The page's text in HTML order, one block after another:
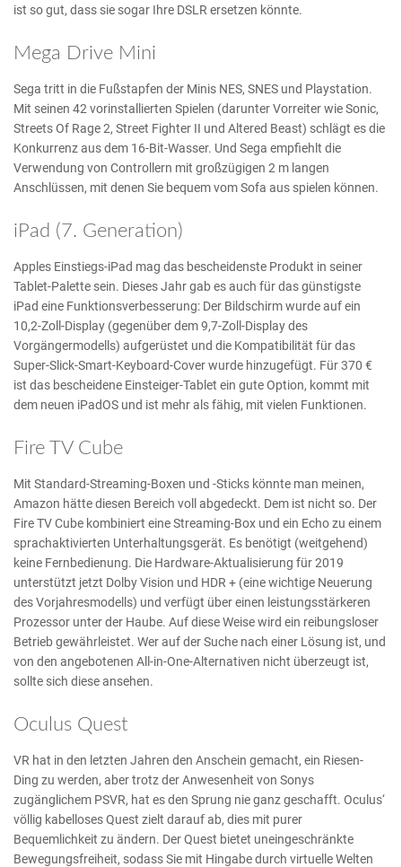
ist so gut, dass sie sogar Ihre DSLR ersetzen könnte.
Mega Drive Mini
Sega tritt in die Fußstapfen der Minis NES, SNES und Playstation.
Mit seinen 42 vorinstallierten Spielen (darunter Vorreiter wie Sonic,
Streets Of Rage 2, Street Fighter II und Altered Beast) schlägt es die
Konkurrenz aus dem 16-Bit-Wasser. Und Sega empfiehlt die
Verwendung von Controllern mit großzügigen 2 m langen
Anschlüssen, mit denen Sie bequem vom Sofa aus spielen können.
iPad (7. Generation)
Apples Einstiegs-iPad mag das bescheidenste Produkt in seiner
Tablet-Palette sein. Dieses Jahr gab es auch für das günstigste
iPad eine Funktionsverbesserung: Der Bildschirm wurde auf ein
10,2-Zoll-Display (gegenüber dem 9,7-Zoll-Display des
Vorgängermodells) aufgerüstet und die Kompatibilität für das
Super-Slick-Smart-Keyboard-Cover wurde hinzugefügt. Für 370 €
ist das bescheidene Einsteiger-Tablet ein gute Option, kommt mit
dem neuen iPadOS und ist mehr als fähig, mit vielen Funktionen.
Fire TV Cube
Mit Standard-Streaming-Boxen und -Sticks könnte man meinen,
Amazon hätte diesen Bereich voll abgedeckt. Dem ist nicht so. Der
Fire TV Cube kombiniert eine Streaming-Box und ein Echo zu einem
sprachaktivierten Unterhaltungsgerät. Es benötigt (weitgehend)
keine Fernbedienung. Die Hardware-Aktualisierung für 2019
unterstützt jetzt Dolby Vision und HDR + (eine wichtige Neuerung
des Vorjahresmodells) und verfügt über einen leistungsstärkeren
Prozessor unter der Haube. Auf diese Weise wird ein reibungsloser
Betrieb gewährleistet. Wer auf der Suche nach einer Lösung ist, und
von den angebotenen All-in-One-Alternativen nicht überzeugt ist,
sollte sich diese ansehen.
Oculus Quest
VR hat in den letzten Jahren den Anschein gemacht, ein Riesen-
Ding zu werden, aber trotz der Anwesenheit von Sonys
zugänglichem PSVR, hat es den Sprung nie ganz geschafft. Oculus‘
völlig kabelloses Quest zielt darauf ab, dies mit purer
Bequemlichkeit zu ändern. Der Quest bietet uneingeschränkte
Bewegungsfreiheit, sodass Sie mit Hingabe durch virtuelle Welten